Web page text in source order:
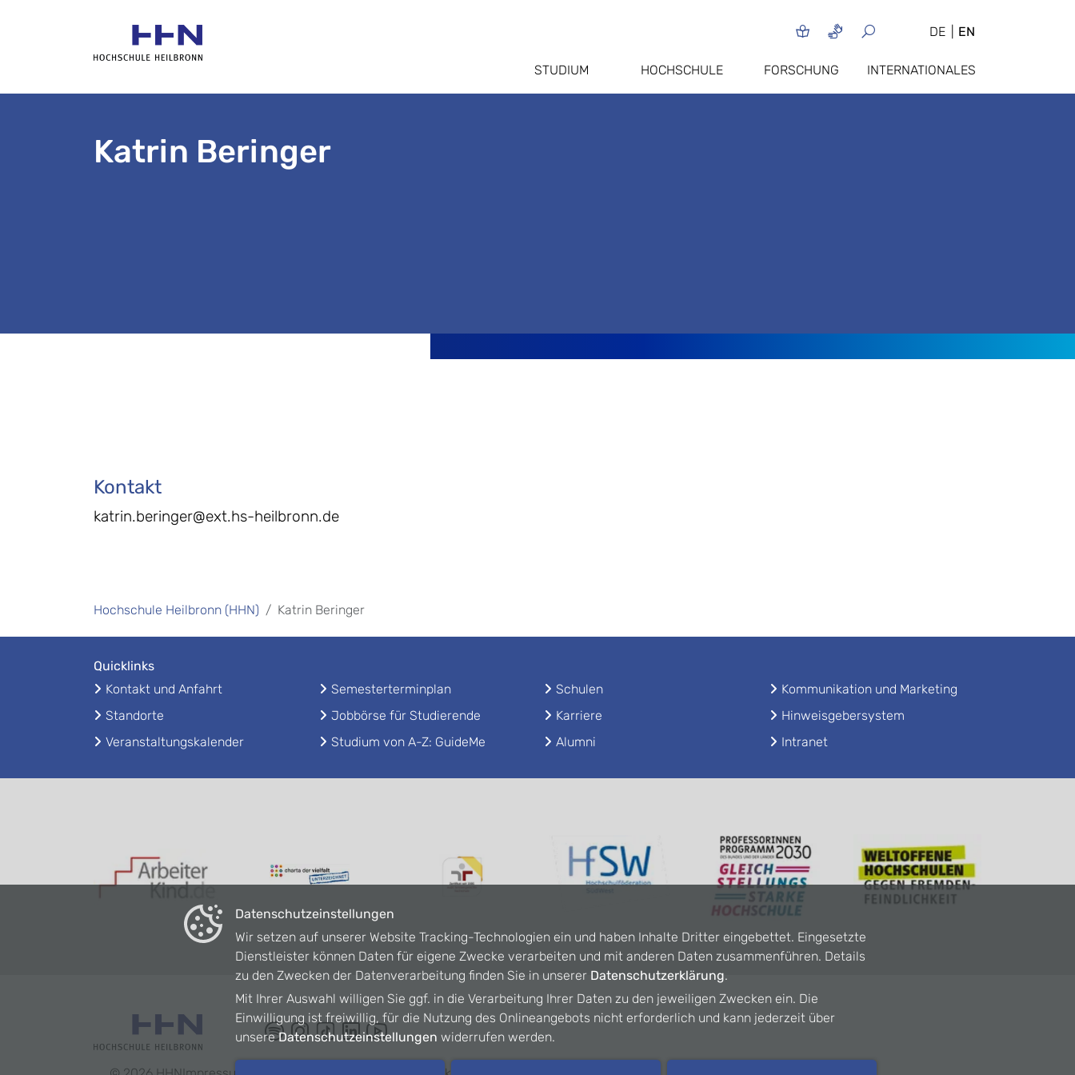
DE EN
STUDIUM HOCHSCHULE FORSCHUNG INTERNATIONALES
Katrin Beringer
Kontakt
katrin.beringer@ext.hs-heilbronn.de
Hochschule Heilbronn (HHN) Katrin Beringer
Quicklinks
Kontakt und Anfahrt
Standorte
Veranstaltungskalender
Semesterterminplan
Jobbörse für Studierende
Studium von A-Z: GuideMe
Schulen
Karriere
Alumni
Kommunikation und Marketing
Hinweisgebersystem
Intranet
Datenschutzeinstellungen
Wir setzen auf unserer Website Tracking-Technologien ein und haben Inhalte Dritter eingebettet. Eingesetzte
Dienstleister können Daten für eigene Zwecke verarbeiten und mit anderen Daten zusammenführen. Details
zu den Zwecken der Datenverarbeitung finden Sie in unserer Datenschutzerklärung.
Mit Ihrer Auswahl willigen Sie ggf. in die Verarbeitung Ihrer Daten zu den jeweiligen Zwecken ein. Die
Einwilligung ist freiwillig, für die Nutzung des Onlineangebots nicht erforderlich und kann jederzeit über
unsereDatenschutzeinstellungen widerrufen werden.